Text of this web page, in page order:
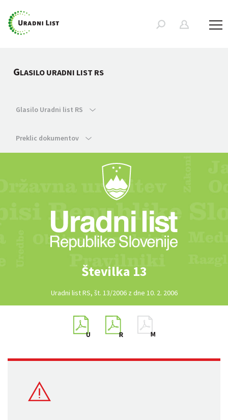
GLASILO URADNI LIST RS
Glasilo Uradni list RS
Preklic dokumentov
Številka 13
Uradni list RS, št. 13/2006 z dne 10. 2. 2006